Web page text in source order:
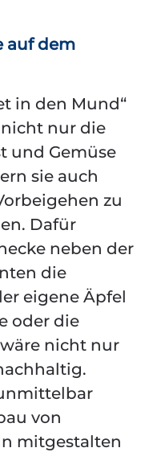
auf dem
in den Mund“
nur die
und Gemüse
sie auch
zu
Dafür
neben der
die
eigene Äpfel
oder die
nicht nur
von
mitgestalten